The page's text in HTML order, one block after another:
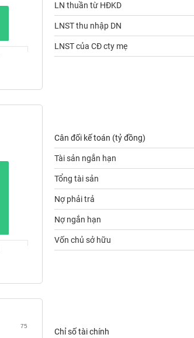
LN thuần từ HĐKD
LNST thu nhập DN
LNST của CĐ cty mẹ
Cân đối kế toán (tỷ đồng)
Tài sản ngắn hạn
Tổng tài sản
Nợ phải trả
Nợ ngắn hạn
Vốn chủ sở hữu
75
Chỉ số tài chính